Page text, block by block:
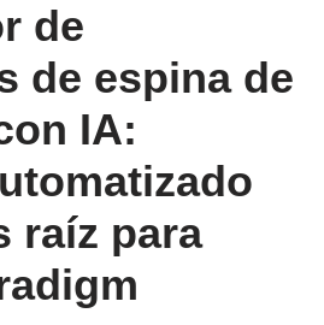
de
de espina de
IA:
raíz para